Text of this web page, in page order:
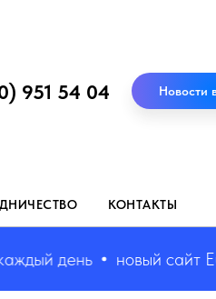
951 54 04 Новости
КОНТАКТЫ
день новый сайт